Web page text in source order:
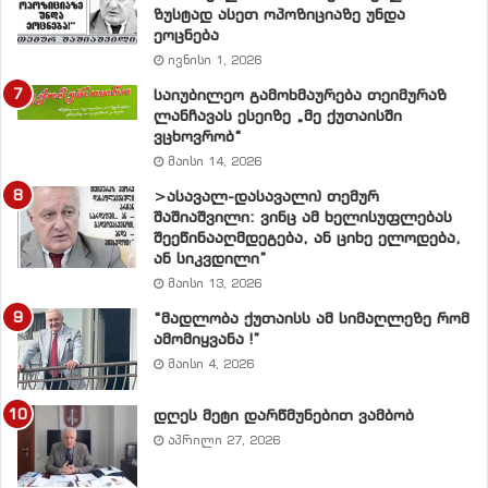
სააკაშვილი ამბობს:“არიან ჯგუფები, რომელთაც ნატო
შორეულ პარტნიორად ესახებათ, თუმცა მათ
პერსპექტივა არ აქვთ“, თუ ის, რომ საქართველო რაც
შეიძლება მალე გახდეს ნატოს სტანდარტების ქვეყანა
და შესაბამისად ნატოს წევრი?
რა თქმა უნდა მეორე:
წევრობა,რადგან ნატოს უპირველესი სტანდარტია
დემოკრატია, თავისუფალი სასამართლო,
თავისუფალი მედია, თავისუფალი ადამიანი,
თავისუფალი მეწარმე და მეწარმეობის თავისუფლება
საერთოდ. საქართველოს ნამდვილად არ აქვს
მომავალი ამ უკანასკნელთა გარეშე, ანუ ნიჭის
ძალაუფლების გარეშე.
სააკაშვილისა და მისი რეჟიმის ქვეყანა ვერასდროს
ნატოს წევრი ვერ გახდება, თუ, რა თქმა უნდა, ნატო
ზუსტად ასეთ ოპოზიციაზე უნდა
ეოცნება
ივნისი 1, 2026
საიუბილეო გამოხმაურება თეიმურაზ
ლანჩავას ესეიზე „მე ქუთაისში
ვცხოვრობ“
მაისი 14, 2026
>ასავალ-დასავალი) თემურ
შაშიაშვილი: ვინც ამ ხელისუფლებას
შეეწინააღმდეგება, ან ციხე ელოდება,
ან სიკვდილი”
მაისი 13, 2026
“მადლობა ქუთაისს ამ სიმაღლეზე რომ
ამომიყვანა !”
მაისი 4, 2026
დღეს მეტი დარწმუნებით ვამბობ
აპრილი 27, 2026